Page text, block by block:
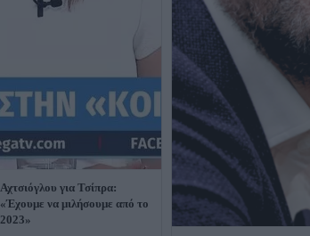
Αχτσιόγλου για Τσίπρα:
«Έχουμε να μιλήσουμε από το
2023»